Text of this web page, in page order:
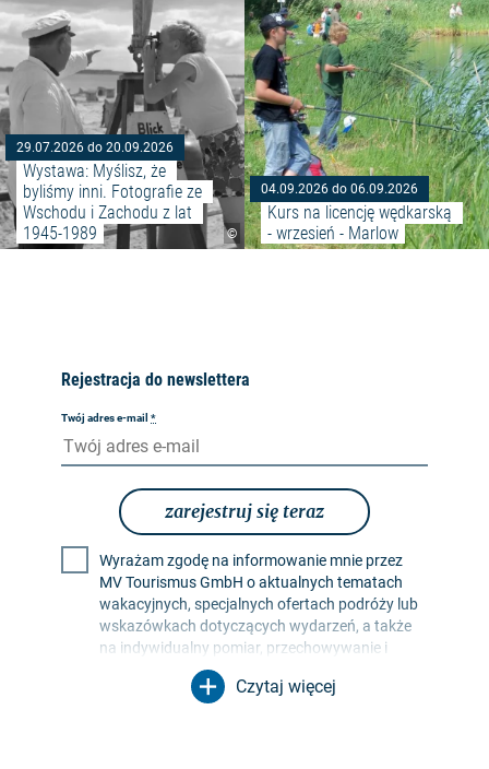
©
29.07.2026 do 20.09.2026
Wystawa: Myślisz, że
byliśmy inni. Fotografie ze
Wschodu i Zachodu z lat
1945-1989
04.09.2026 do 06.09.2026
Kurs na licencję wędkarską
- wrzesień - Marlow
Rejestracja do newslettera
Twój adres e-mail *
zarejestruj się teraz
Wyrażam zgodę na informowanie mnie przez
MV Tourismus GmbH o aktualnych tematach
wakacyjnych, specjalnych ofertach podróży lub
wskazówkach dotyczących wydarzeń, a także
na indywidualny pomiar, przechowywanie i
ocenę współczynników otwarcia i kliknięć w
profilach odbiorców w celu projektowania
Czytaj więcej